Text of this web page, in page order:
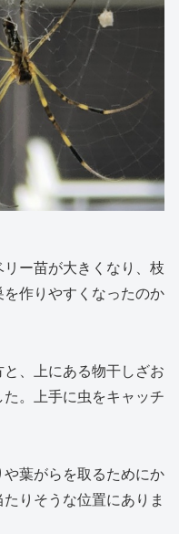
ー苗が大きくなり、枝
作りやすくなったのか
、上にある物干しざお
。上手に虫をキャッチ
葉がらを取るためにか
りそうな位置にありま